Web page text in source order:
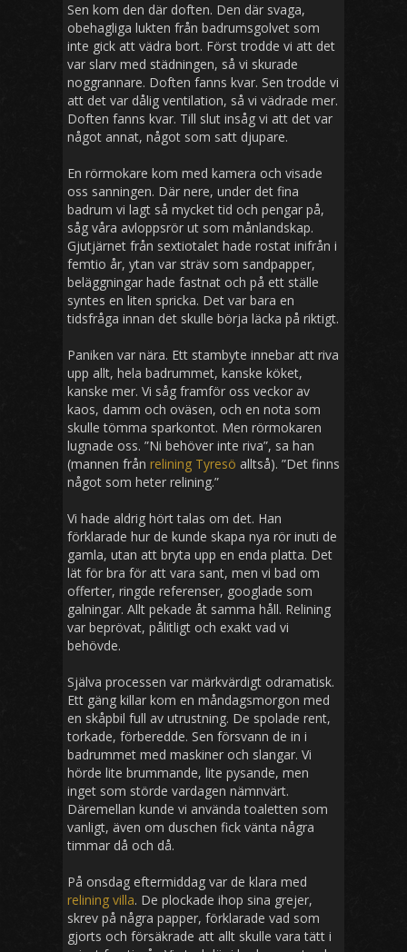
Sen kom den där doften. Den där svaga,
obehagliga lukten från badrumsgolvet som
inte gick att vädra bort. Först trodde vi att det
var slarv med städningen, så vi skurade
noggrannare. Doften fanns kvar. Sen trodde vi
att det var dålig ventilation, så vi vädrade mer.
Doften fanns kvar. Till slut insåg vi att det var
något annat, något som satt djupare.
En rörmokare kom med kamera och visade
oss sanningen. Där nere, under det fina
badrum vi lagt så mycket tid och pengar på,
såg våra avloppsrör ut som månlandskap.
Gjutjärnet från sextiotalet hade rostat inifrån i
femtio år, ytan var sträv som sandpapper,
beläggningar hade fastnat och på ett ställe
syntes en liten spricka. Det var bara en
tidsfråga innan det skulle börja läcka på riktigt.
Paniken var nära. Ett stambyte innebar att riva
upp allt, hela badrummet, kanske köket,
kanske mer. Vi såg framför oss veckor av
kaos, damm och oväsen, och en nota som
skulle tömma sparkontot. Men rörmokaren
lugnade oss. ”Ni behöver inte riva”, sa han
(mannen från relining Tyresö alltså). ”Det finns
något som heter relining.”
Vi hade aldrig hört talas om det. Han
förklarade hur de kunde skapa nya rör inuti de
gamla, utan att bryta upp en enda platta. Det
lät för bra för att vara sant, men vi bad om
offerter, ringde referenser, googlade som
galningar. Allt pekade åt samma håll. Relining
var beprövat, pålitligt och exakt vad vi
behövde.
Själva processen var märkvärdigt odramatisk.
Ett gäng killar kom en måndagsmorgon med
en skåpbil full av utrustning. De spolade rent,
torkade, förberedde. Sen försvann de in i
badrummet med maskiner och slangar. Vi
hörde lite brummande, lite pysande, men
inget som störde vardagen nämnvärt.
Däremellan kunde vi använda toaletten som
vanligt, även om duschen fick vänta några
timmar då och då.
På onsdag eftermiddag var de klara med
relining villa. De plockade ihop sina grejer,
skrev på några papper, förklarade vad som
gjorts och försäkrade att allt skulle vara tätt i